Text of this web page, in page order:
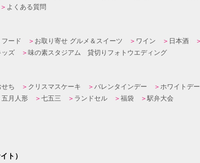
よくある質問
フード お取り寄せ グルメ＆スイーツ ワイン 日本酒
ッズ 味の素スタジアム 貸切りフォトウエディング
せち クリスマスケーキ バレンタインデー ホワイトデー
五月人形 七五三 ランドセル 福袋 駅弁大会
ト）